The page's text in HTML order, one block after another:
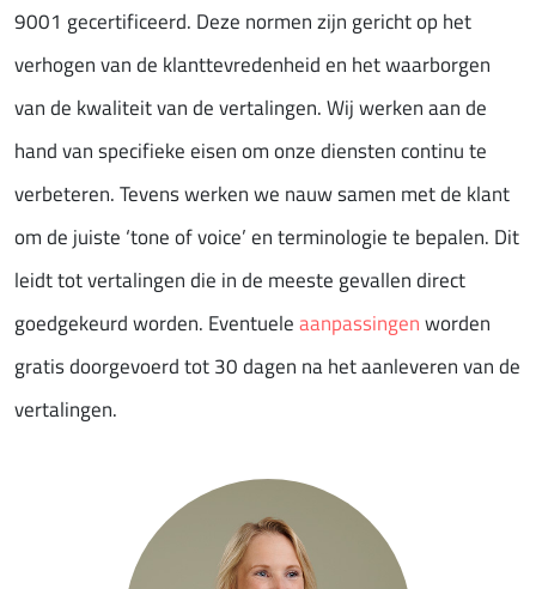
9001 gecertificeerd. Deze normen zijn gericht op het
verhogen van de klanttevredenheid en het waarborgen
van de kwaliteit van de vertalingen. Wij werken aan de
hand van specifieke eisen om onze diensten continu te
verbeteren. Tevens werken we nauw samen met de klant
om de juiste ‘tone of voice’ en terminologie te bepalen. Dit
leidt tot vertalingen die in de meeste gevallen direct
goedgekeurd worden. Eventueleaanpassingenworden
gratis doorgevoerd tot 30 dagen na het aanleveren van de
vertalingen.